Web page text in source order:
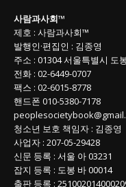
목
록
사람과사회™
제호 : 사람과사회™
발행인·편집인 : 김종영
주소 : 01304서울특별시 도
전화 : 02-6449-0707
팩스 : 02-6015-8778
핸드폰 010-5380-7178
청소년 보호 책임자 : 김종영
사업자 : 207-05-29428
신문 등록 : 서울 아 03231
잡지 등록 : 도봉 바 00014
출판 등록 :